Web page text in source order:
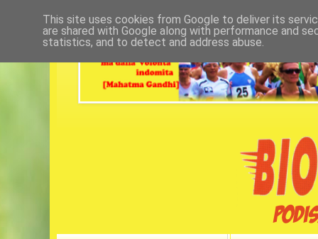
This site uses cookies from Google to deliver its
are shared with Google along with performance and
statistics, and to detect and address abuse.